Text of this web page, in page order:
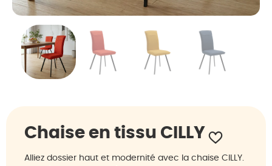
Chaise en tissu CILLY
Alliez dossier haut et modernité avec la chaise CILLY.